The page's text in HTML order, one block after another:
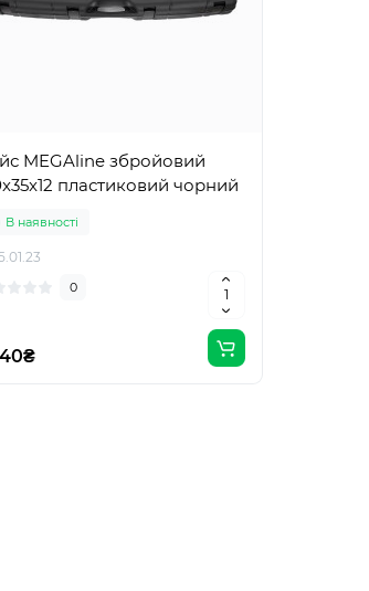
MEGAline збройовий
пластиковий чорний
В наявності
0